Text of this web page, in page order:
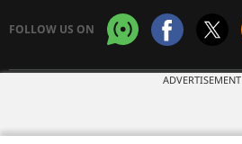
FOLLOW US ON
ADVERTISEMENT